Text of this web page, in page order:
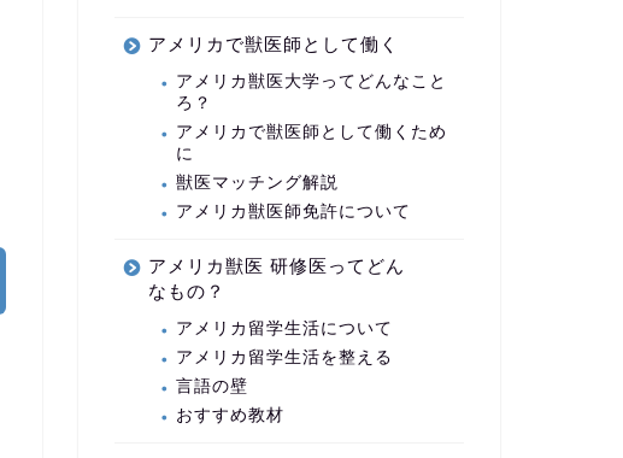
アメリカで獣医師として働く
アメリカ獣医大学ってどんなこと
ろ？
アメリカで獣医師として働くため
に
獣医マッチング解説
アメリカ獣医師免許について
アメリカ獣医 研修医ってどん
なもの？
アメリカ留学生活について
アメリカ留学生活を整える
言語の壁
おすすめ教材